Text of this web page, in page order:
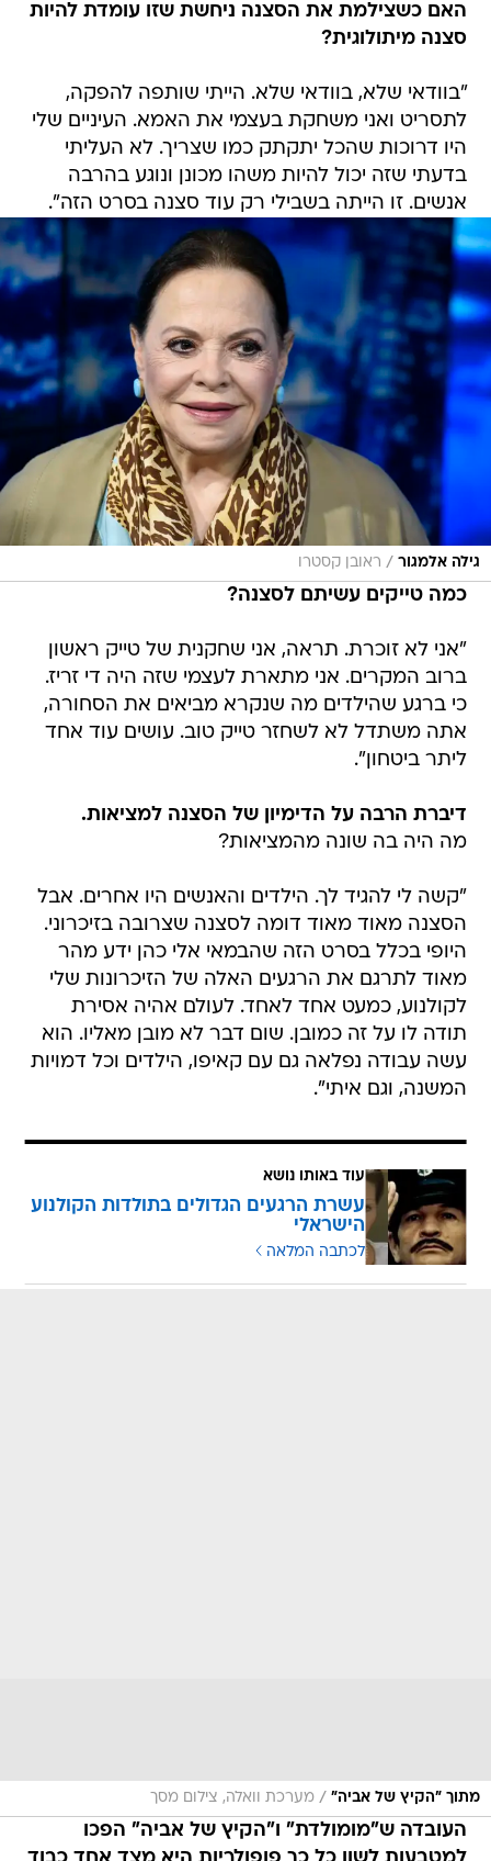
האם כשצילמת את הסצנה ניחשת שזו עומדת להיות
סצנה מיתולוגית?
"בוודאי שלא, בוודאי שלא. הייתי שותפה להפקה,
לתסריט ואני משחקת בעצמי את האמא. העיניים שלי
היו דרוכות שהכל יתקתק כמו שצריך. לא העליתי
בדעתי שזה יכול להיות משהו מכונן ונוגע בהרבה
אנשים. זו הייתה בשבילי רק עוד סצנה בסרט הזה".
גילה אלמגור / ראובן קסטרו
כמה טייקים עשיתם לסצנה?
"אני לא זוכרת. תראה, אני שחקנית של טייק ראשון
ברוב המקרים. אני מתארת לעצמי שזה היה די זריז.
כי ברגע שהילדים מה שנקרא מביאים את הסחורה,
אתה משתדל לא לשחזר טייק טוב. עושים עוד אחד
ליתר ביטחון".
דיברת הרבה על הדימיון של הסצנה למציאות.
מה היה בה שונה מהמציאות?
"קשה לי להגיד לך. הילדים והאנשים היו אחרים. אבל
הסצנה מאוד מאוד דומה לסצנה שצרובה בזיכרוני.
היופי בכלל בסרט הזה שהבמאי אלי כהן ידע מהר
מאוד לתרגם את הרגעים האלה של הזיכרונות שלי
לקולנוע, כמעט אחד לאחד. לעולם אהיה אסירת
תודה לו על זה כמובן. שום דבר לא מובן מאליו. הוא
עשה עבודה נפלאה גם עם קאיפו, הילדים וכל דמויות
המשנה, וגם איתי".
עוד באותו נושא
עשרת הרגעים הגדולים בתולדות הקולנוע
הישראלי
לכתבה המלאה
מתוך "הקיץ של אביה" / מערכת וואלה, צילום מסך
העובדה ש"מומולדת" ו"הקיץ של אביה" הפכו